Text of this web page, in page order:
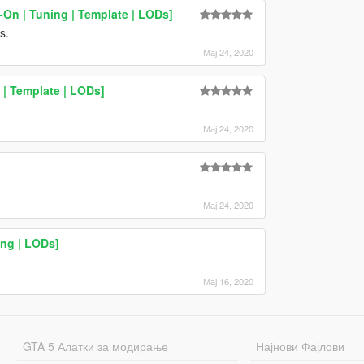
| Tuning | Template | LODs]
Мај 24, 2020
Template | LODs]
Мај 24, 2020
Мај 24, 2020
| LODs]
Мај 16, 2020
GTA 5 Алатки за модирање Најнови Фајлови